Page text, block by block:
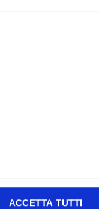
ACCETTA TUTTI
Premade
della nostra SP6M,
riempire sacchetti
di…